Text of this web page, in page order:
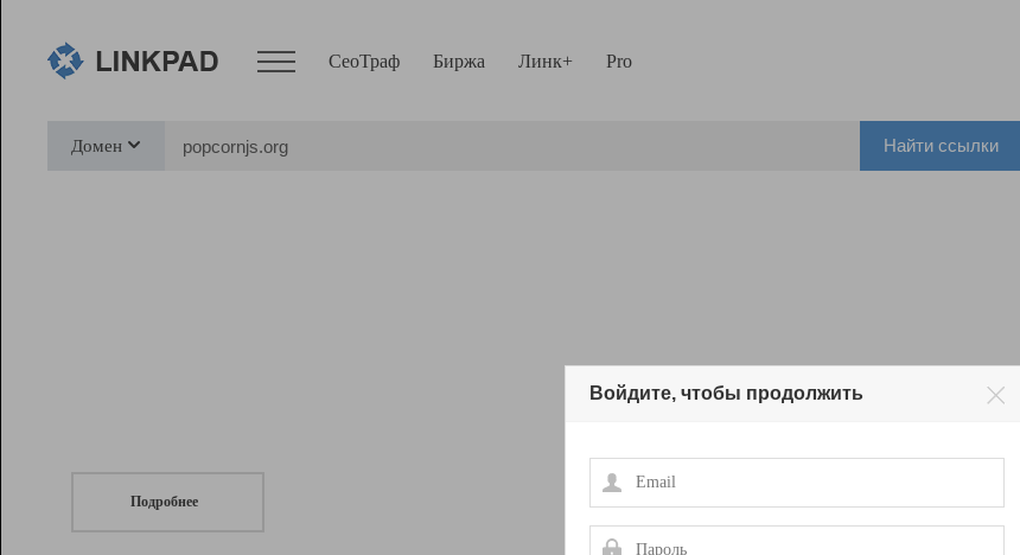
СеоТраф Биржа Линк+ Pro
Домен Найти ссылки
Подробнее
Войдите, чтобы продолжить
Email
Пароль